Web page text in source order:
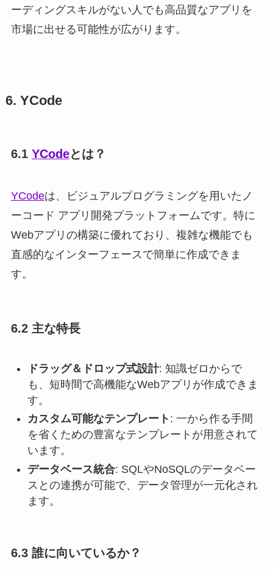
ーディングスキルがない人でも高品質なアプリを
市場に出せる可能性が広がります。
6. YCode
6.1 YCodeとは？
YCodeは、ビジュアルプログラミングを用いたノ
ーコード アプリ開発プラットフォームです。特に
Webアプリの構築に優れており、複雑な機能でも
直感的なインターフェースで簡単に作成できま
す。
6.2 主な特長
ドラッグ＆ドロップ式設計: 知識ゼロからで
も、短時間で高機能なWebアプリが作成できま
す。
カスタム可能なテンプレート : 一から作る手間
を省くための豊富なテンプレートが用意されて
います。
データベース統合: SQLやNoSQLのデータベー
スとの連携が可能で、データ管理が一元化され
ます。
6.3 誰に向いているか？